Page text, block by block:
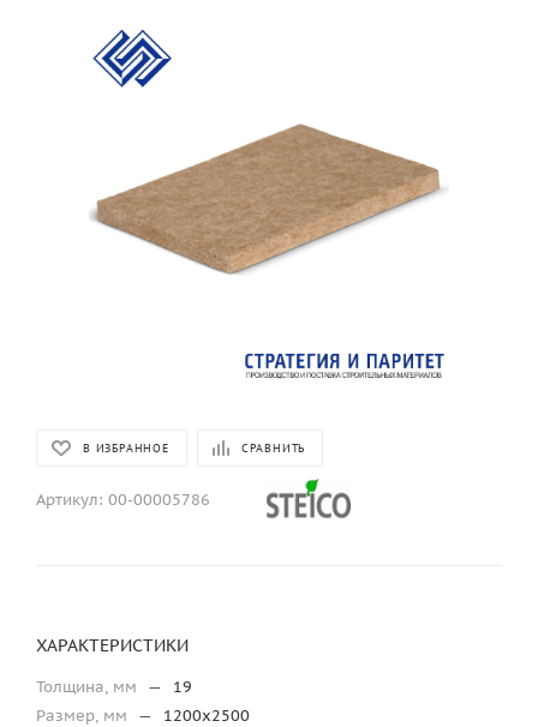
В ИЗБРАННОЕ СРАВНИТЬ
Артикул: 00-00005786
ХАРАКТЕРИСТИКИ
Толщина, мм —
19
Размер, мм
—
1200х2500